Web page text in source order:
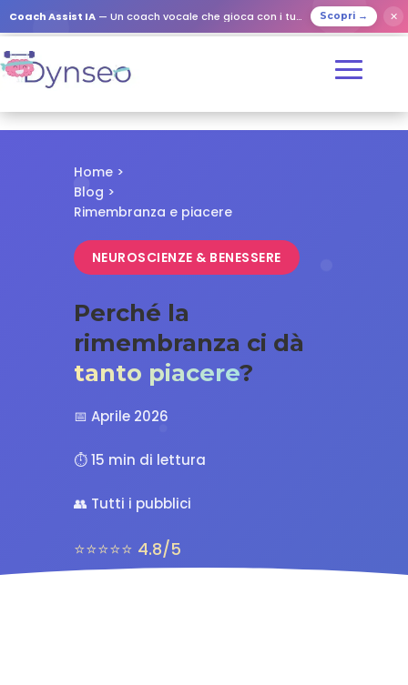
Coach Assist IA — Un coach vocale che gioca con i tuoi cari Scopri → ✕
Home>
Blog >
Rimembranza e piacere
NEUROSCIENZE & BENESSERE
Perché la
rimembranza ci dà
tanto piacere?
📅 Aprile 2026
⏱️ 15 min di lettura
👥 Tutti i pubblici
⭐⭐⭐⭐⭐ 4.8/5